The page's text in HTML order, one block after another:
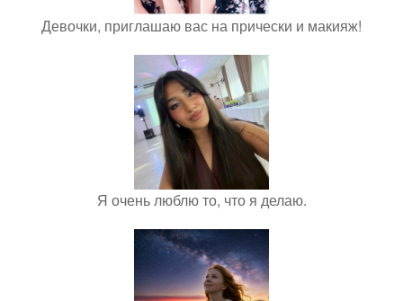
Девочки, приглашаю вас на прически и макияж!
Я очень люблю то, что я делаю.